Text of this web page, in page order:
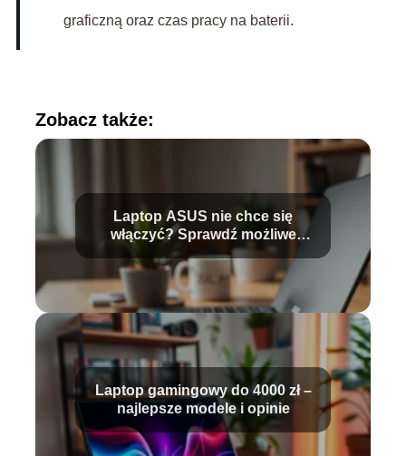
graficzną oraz czas pracy na baterii.
Zobacz także:
Laptop ASUS nie chce się
włączyć? Sprawdź możliwe
przyczyny!
Laptop gamingowy do 4000 zł –
najlepsze modele i opinie